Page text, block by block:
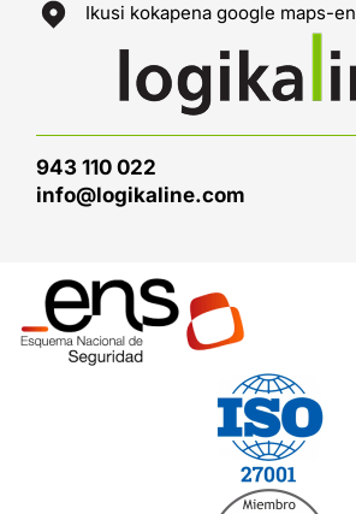
Ikusi kokapena google maps-en
943 110 022
info@logikaline.com